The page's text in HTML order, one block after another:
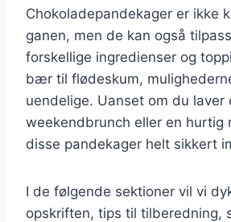
Chokoladepandekager er ikke
ganen, men de kan også
forskellige ingredienser og
bær til flødeskum,
uendelige. Uanset om du laver
weekendbrunch eller en hurtig
disse pandekager helt sikkert
I de følgende sektioner vil vi
opskriften, tips til tilberedning,